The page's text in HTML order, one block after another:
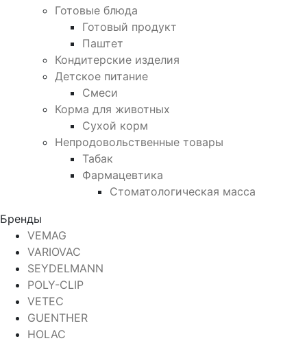
Готовые блюда
Готовый продукт
Паштет
Кондитерские изделия
Детское питание
Смеси
Корма для животных
Сухой корм
Непродовольственные товары
Табак
Фармацевтика
Стоматологическая масса
Бренды
VEMAG
VARIOVAC
SEYDELMANN
POLY-CLIP
VETEC
GUENTHER
HOLAC